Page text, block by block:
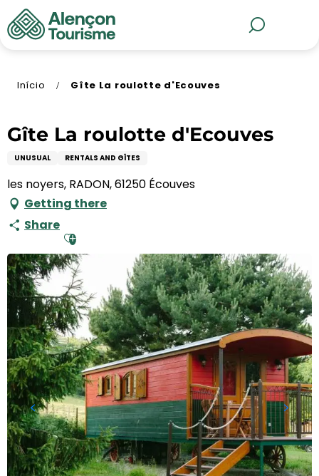
Aller
au
contenu
Início Gîte La roulotte d'Ecouves
Gîte La roulotte d'Ecouves
UNUSUAL RENTALS AND GÎTES
les noyers, RADON, 61250 Écouves
Getting there
Share Ajouter aux favoris